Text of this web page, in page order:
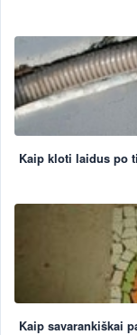
Kaip kloti laidus po
Kaip savarankiškai